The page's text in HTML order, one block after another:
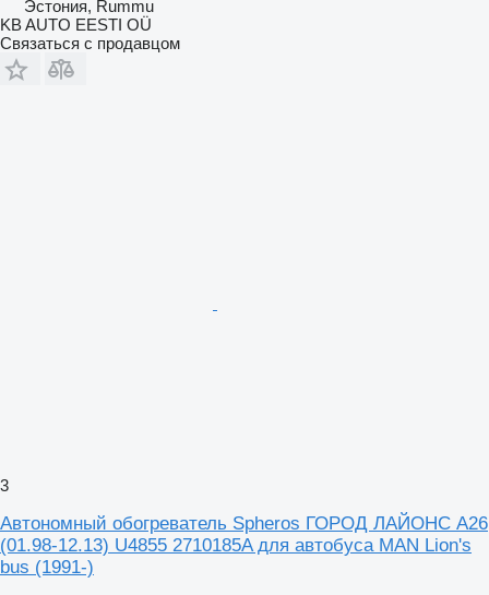
Эстония, Rummu
KB AUTO EESTI OÜ
Связаться с продавцом
3
Автономный обогреватель Spheros ГОРОД ЛАЙОНС А26
(01.98-12.13) U4855 2710185A для автобуса MAN Lion's
bus (1991-)